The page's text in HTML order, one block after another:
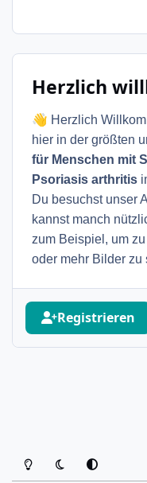
Herzlich
👋 Herzlich
hier in der größten
für Menschen mit
Psoriasis arthritis
Du besuchst unser
kannst manch
zum Beispiel, um
oder mehr Bilder zu
Registrieren
Heller ModusDunkler Modus